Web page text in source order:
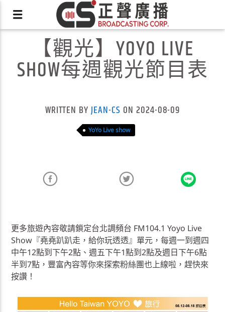
X
【觀光】YOYO LIVE
SHOW每週觀光節目表
WRITTEN BYJEAN-CS ON 2024-08-09
YoYo Live show
更多旅遊內容敬請鎖定台北調頻台 FM104.1 Yoyo Live
Show『堯堯趴趴走，給你玩透透』單元，每週一到週四
中午12點到下午2點、週五下午1點到2點及週日下午6點
半到7點，豐富內容等你來探索粉絲團也上線啦，趕快來
按讚！